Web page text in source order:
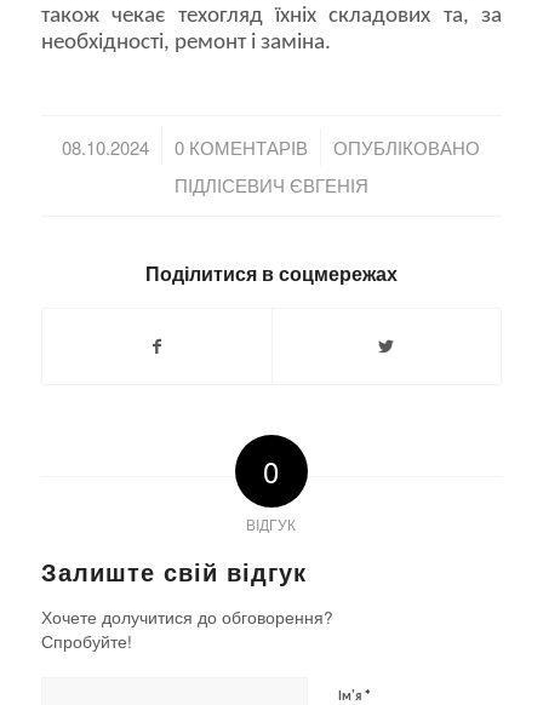
також чекає техогляд їхніх складових та, за
необхідності, ремонт і заміна.
08.10.2024
/ 0 КОМЕНТАРІВ
/
ОПУБЛІКОВАНО
ПІДЛІСЕВИЧ ЄВГЕНІЯ
Поділитися в соцмережах
0
ВІДГУК
Залиште свій відгук
Хочете долучитися до обговорення?
Спробуйте!
Ім'я *